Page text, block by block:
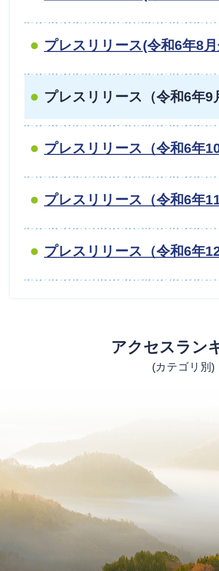
プレスリリース(令和6年8
プレスリリース（令和6年9
プレスリリース（令和6年
プレスリリース（令和6年
プレスリリース（令和6年
アクセスラン
(カテゴリ別)